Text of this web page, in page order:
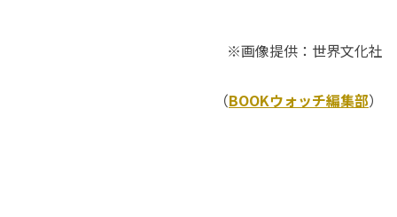
※画像提供：世界文化社
（BOOKウォッチ編集部）